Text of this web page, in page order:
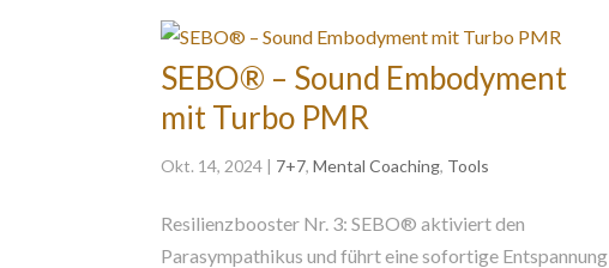
SEBO® – Sound Embodyment
mit Turbo PMR
Okt. 14, 2024 | 7+7,Mental Coaching, Tools
Resilienzbooster Nr. 3: SEBO® aktiviert den
Parasympathikus und führt eine sofortige Entspannung